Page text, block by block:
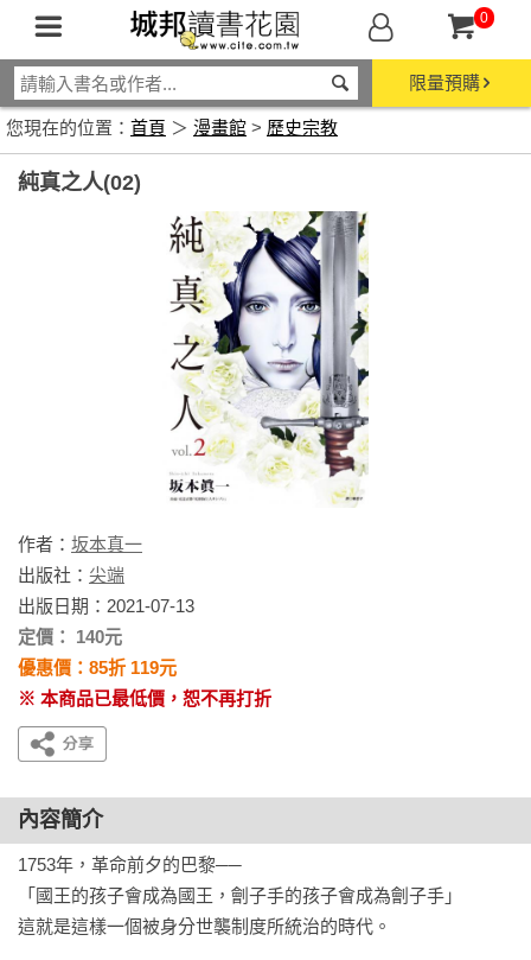
0
限量預購
您現在的位置： 首頁 ＞ 漫畫館 > 歷史宗教
純真之人(02)
作者： 坂本真一
出版社： 尖端
出版日期：2021-07-13
定價： 140元
優惠價：85折 119元
※ 本商品已最低價，恕不再打折
內容簡介
1753年，革命前夕的巴黎──
「國王的孩子會成為國王，劊子手的孩子會成為劊子手」
這就是這樣一個被身分世襲制度所統治的時代。